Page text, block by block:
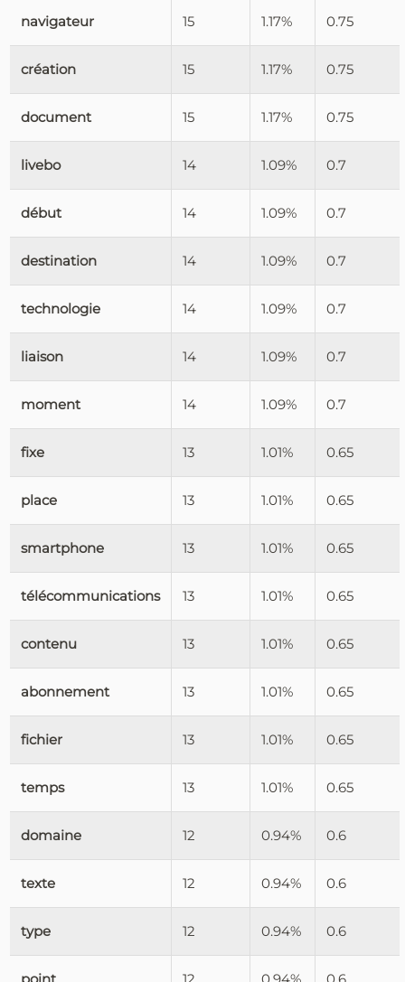
navigateur 15 1.17% 0.75
création 15 1.17% 0.75
document 15 1.17% 0.75
livebo 14 1.09% 0.7
début 14 1.09% 0.7
destination 14 1.09% 0.7
technologie 14 1.09% 0.7
liaison 14 1.09% 0.7
moment 14 1.09% 0.7
fixe 13 1.01% 0.65
place 13 1.01% 0.65
smartphone 13 1.01% 0.65
télécommunications 13 1.01% 0.65
contenu 13 1.01% 0.65
abonnement 13 1.01% 0.65
fichier 13 1.01% 0.65
temps 13 1.01% 0.65
domaine 12 0.94% 0.6
texte 12 0.94% 0.6
type 12 0.94% 0.6